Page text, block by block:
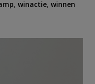
, winactie, winnen